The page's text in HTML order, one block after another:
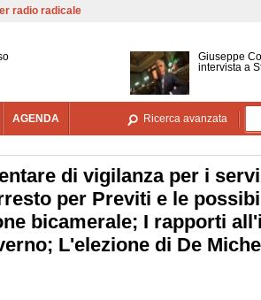
Salta al contenuto principale
radio radicale
Giuseppe
intervista a
AGENDA Ricerca avanzata
di vigilanza per i
per Previti e le
bicamerale; I rapporti
L'elezione di De